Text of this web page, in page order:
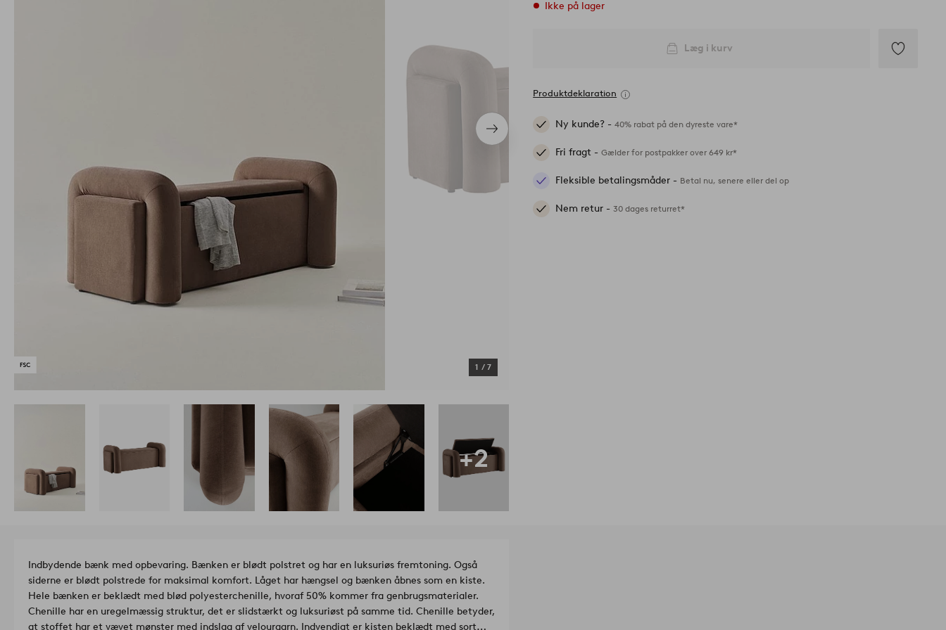
Næste
produkt
1 / 7
Ikke på lager
Læg i kurv
Produktdeklaration
Ny kunde? -40% rabat på den dyreste vare*
Fri fragt -Gælder for postpakker over 649 kr*
Fleksible betalingsmåder - Betal nu, senere eller del op
Nem retur -30 dages returret*
+2
Indbydende bænk med opbevaring. Bænken er blødt polstret og har en luksuriøs fremtoning. Også
siderne er blødt polstrede for maksimal komfort. Låget har hængsel og bænken åbnes som en kiste.
Hele bænken er beklædt med blød polyesterchenille, hvoraf 50% kommer fra genbrugsmaterialer.
Chenille har en uregelmæssig struktur, det er slidstærkt og luksuriøst på samme tid. Chenille betyder,
at stoffet har et vævet mønster med indslag af velourgarn. Indvendigt er kisten beklædt med sort